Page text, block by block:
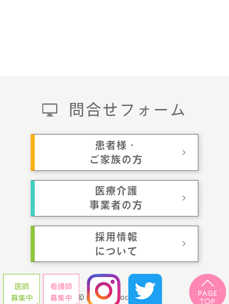
問合せフォーム
患者様・
ご家族の方
医療介護
事業者の方
採用情報
について
© momotaroclinic.jp